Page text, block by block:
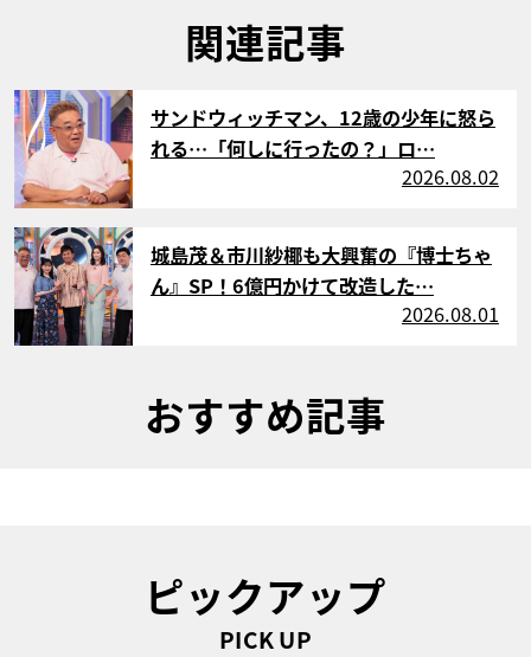
関連記事
サムネイル
サンドウィッチマン、12歳の少年に怒ら
れる…「何しに行ったの？」ロ…
2026.08.02
サムネイル
城島茂＆市川紗椰も大興奮の『博士ちゃ
ん』SP！6億円かけて改造した…
2026.08.01
おすすめ記事
ピックアップ
PICK UP